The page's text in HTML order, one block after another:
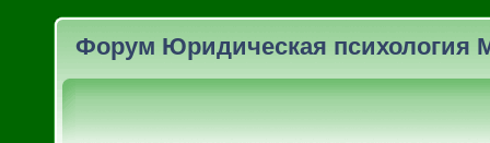
Форум Юридическая психология